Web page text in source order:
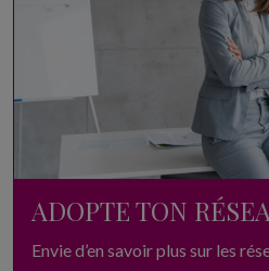
ADOPTE TON
Envie d’en savoir plus sur les